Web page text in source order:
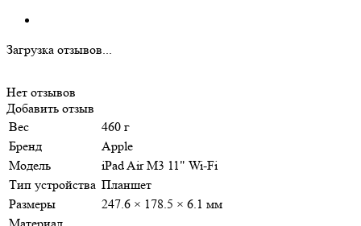
Загрузка отзывов...
Нет отзывов
Добавить отзыв
Вес
460 г
Бренд
Apple
Модель
iPad Air M3 11" Wi-Fi
Тип устройства Планшет
Размеры
247.6 × 178.5 × 6.1 мм
Материал